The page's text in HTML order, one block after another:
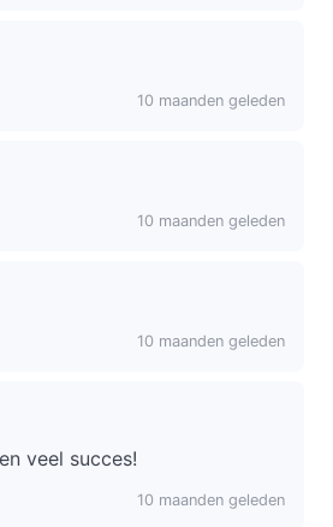
10 maanden geleden
10 maanden geleden
10 maanden geleden
veel succes!
10 maanden geleden